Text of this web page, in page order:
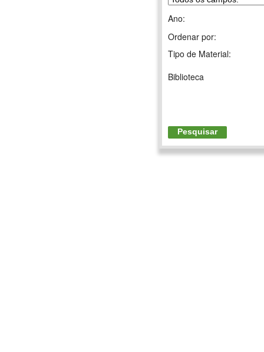
Ano:
Ordenar por:
Tipo de Material:
Biblioteca
Pesquisar